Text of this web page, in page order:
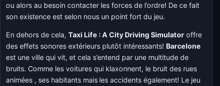
ou alors au besoin contacter les forces de l’ordre! De ce fait
son existence est selon nous un point fort du jeu.
En dehors de cela,Taxi Life : A City Driving Simulator offre
des effets sonores extérieurs plutôt intéressants! Barcelone
est une ville qui vit, et cela s’entend par une multitude de
bruits. Comme les voitures qui klaxonnent, le bruit des rues
animées , ses habitants mais les accidents également! Le jeu